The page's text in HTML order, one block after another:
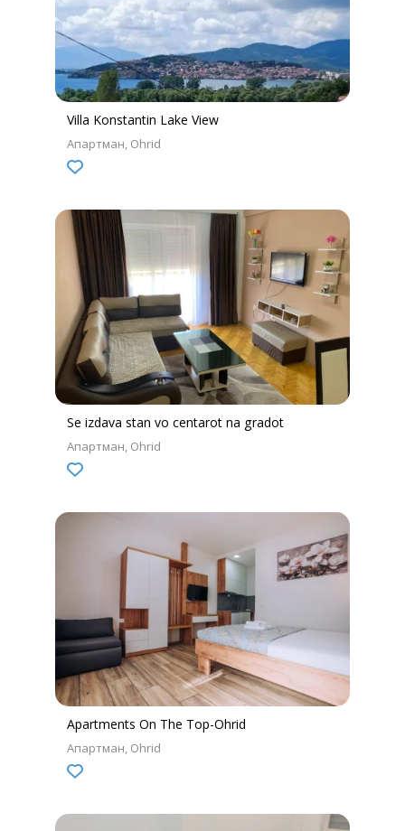
Villa Konstantin Lake View
Апартман Ohrid
Se izdava stan vo centarot na gradot
Апартман Ohrid
Apartments On The Top-Ohrid
Апартман Ohrid